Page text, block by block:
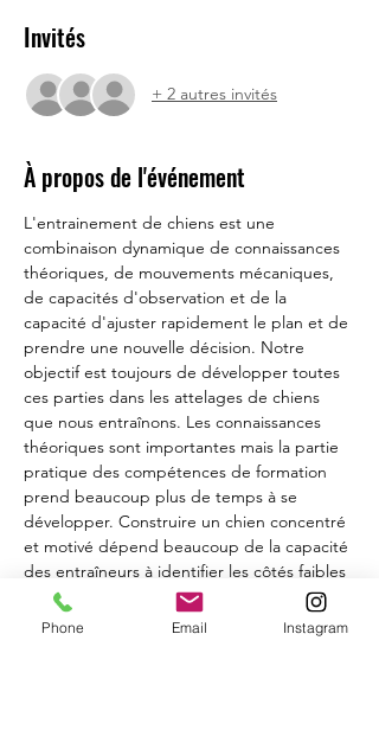
Invités
+ 2 autres invités
À propos de l'événement
L'entrainement de chiens est une
combinaison dynamique de connaissances
théoriques, de mouvements mécaniques,
de capacités d'observation et de la
capacité d'ajuster rapidement le plan et de
prendre une nouvelle décision. Notre
objectif est toujours de développer toutes
ces parties dans les attelages de chiens
que nous entraînons. Les connaissances
théoriques sont importantes mais la partie
pratique des compétences de formation
prend beaucoup plus de temps à se
développer. Construire un chien concentré
et motivé dépend beaucoup de la capacité
des entraîneurs à identifier les côtés faibles
et forts de chaque chien. Et en fin de
compte, cela revient à la capacité des
Phone Email Instagram